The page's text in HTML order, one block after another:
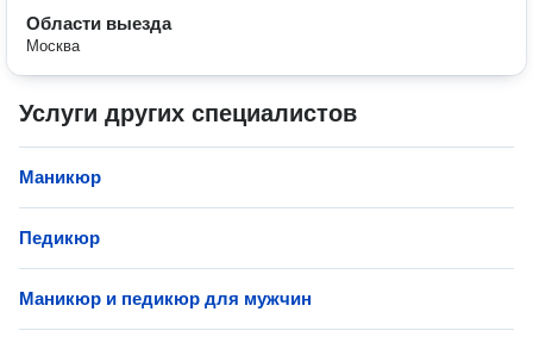
Области выезда
Москва
Услуги других специалистов
Маникюр
Педикюр
Маникюр и педикюр для мужчин